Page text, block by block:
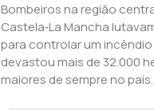
Bombeiros na região
Castela‑La Mancha
para controlar um
devastou mais de 32.000
maiores de sempre no país.